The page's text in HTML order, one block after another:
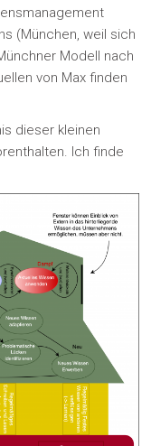
(München, weil sich
Modell nach
von Max finden
dieser kleinen
Ich finde